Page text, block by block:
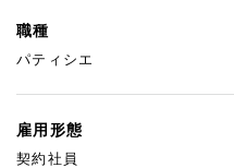
職種
パティシエ
雇用形態
契約社員